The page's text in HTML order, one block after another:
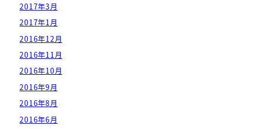
2017年3月
2017年1月
2016年12月
2016年11月
2016年10月
2016年9月
2016年8月
2016年6月